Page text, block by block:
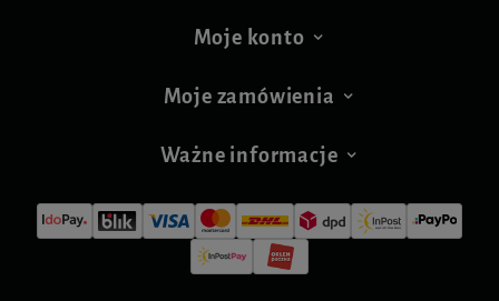
Moje konto
Moje zamówienia
Ważne informacje